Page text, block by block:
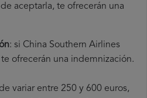
aceptarla, te ofrecerán una
: si China Southern Airlines
ofrecerán una indemnización.
variar entre 250 y 600 euros,